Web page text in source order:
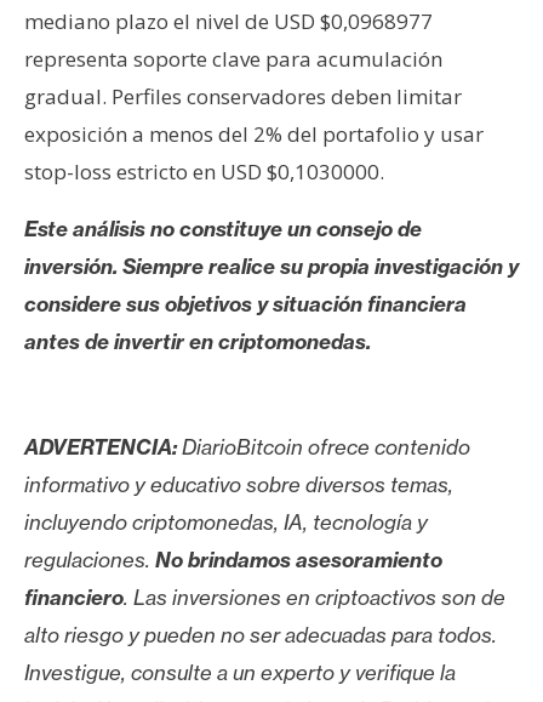
mediano plazo el nivel de USD $0,0968977
representa soporte clave para acumulación
gradual. Perfiles conservadores deben limitar
exposición a menos del 2% del portafolio y usar
stop-loss estricto en USD $0,1030000.
Este análisis no constituye un consejo de
inversión. Siempre realice su propia investigación y
considere sus objetivos y situación financiera
antes de invertir en criptomonedas.
ADVERTENCIA:DiarioBitcoin ofrece contenido
informativo y educativo sobre diversos temas,
incluyendo criptomonedas, IA, tecnología y
regulaciones. No brindamos asesoramiento
financiero. Las inversiones en criptoactivos son de
alto riesgo y pueden no ser adecuadas para todos.
Investigue, consulte a un experto y verifique la